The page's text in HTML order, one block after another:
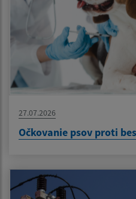
27.07.2026
Očkovanie psov proti